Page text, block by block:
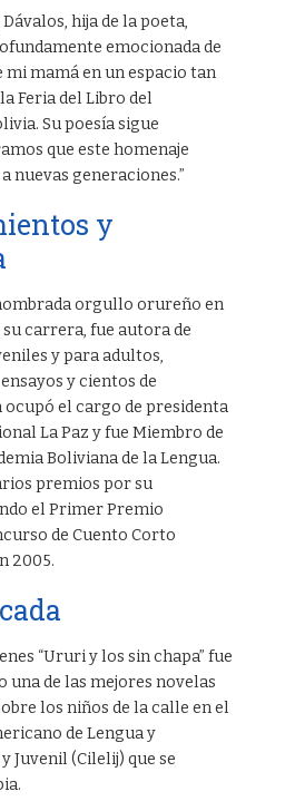
hija de la poeta,
emocionada de
mi mamá en un espacio tan
Feria del Libro del
Su poesía sigue
que este homenaje
nuevas generaciones.”
y
orgullo orureño en
su carrera, fue autora de
y para adultos,
y cientos de
el cargo de presidenta
La Paz y fue Miembro de
Boliviana de la Lengua.
premios por su
el Primer Premio
de Cuento Corto
2005.
“Ururi y los sin chapa” fue
una de las mejores novelas
los niños de la calle en el
de Lengua y
Juvenil (Cilelij) que se